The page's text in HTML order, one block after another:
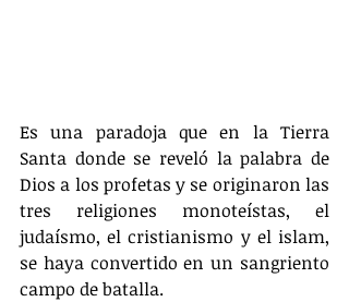
Es una paradoja que en la Tierra
Santa donde se reveló la palabra de
Dios a los profetas y se originaron las
tres religiones monoteístas, el
judaísmo, el cristianismo y el islam,
se haya convertido en un sangriento
campo de batalla.